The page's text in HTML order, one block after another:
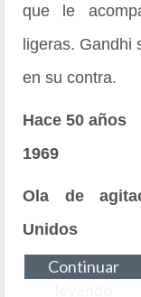
que le
ligeras. Gandhi
en su contra.
Hace 50 años
1969
Ola de
Unidos
Continuar